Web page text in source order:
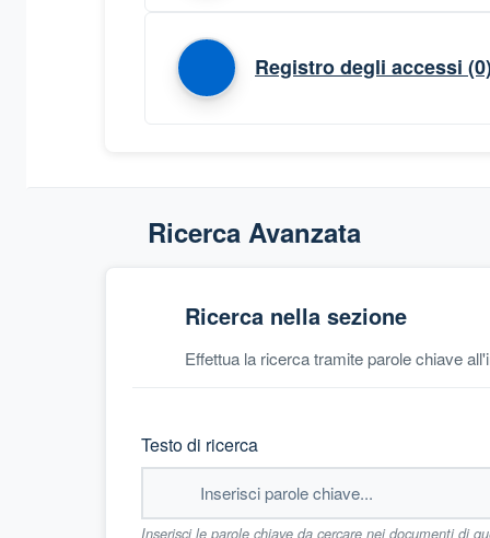
Registro degli accessi
Ricerca Avanzata
Ricerca nella sezione
Effettua la ricerca tramite parole chiave
Testo di ricerca
Inserisci le parole chiave da cercare nei documenti di